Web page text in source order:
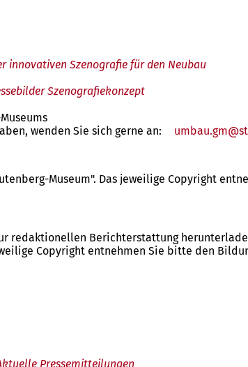
innovativen Szenografie für den Neubau
Szenografiekonzept
wenden Sie sich gerne an:
umbau.gm
Museum". Das jeweilige Copyright
redaktionellen Berichterstattung
Copyright entnehmen Sie bitte den
Pressemitteilungen